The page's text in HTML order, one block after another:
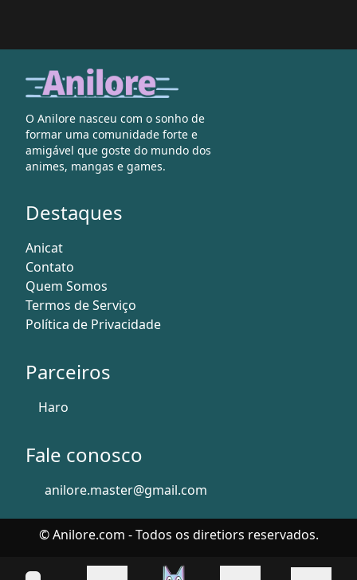
O Anilore nasceu com o sonho de
formar uma comunidade forte e
amigável que goste do mundo dos
animes, mangas e games.
Destaques
Anicat
Contato
Quem Somos
Termos de Serviço
Política de Privacidade
Parceiros
Haro
Fale conosco
anilore.master@gmail.com
© Anilore.com - Todos os diretiors reservados.